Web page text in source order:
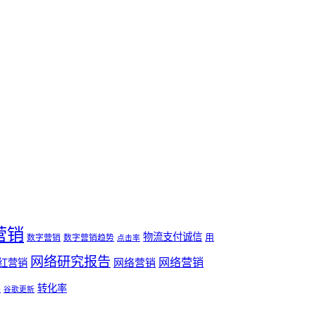
销 数字营销 数字营销趋势 点击率 物流支付诚信 用
营销 网络研究报告 网络营销 网络营销
谷歌更新 转化率